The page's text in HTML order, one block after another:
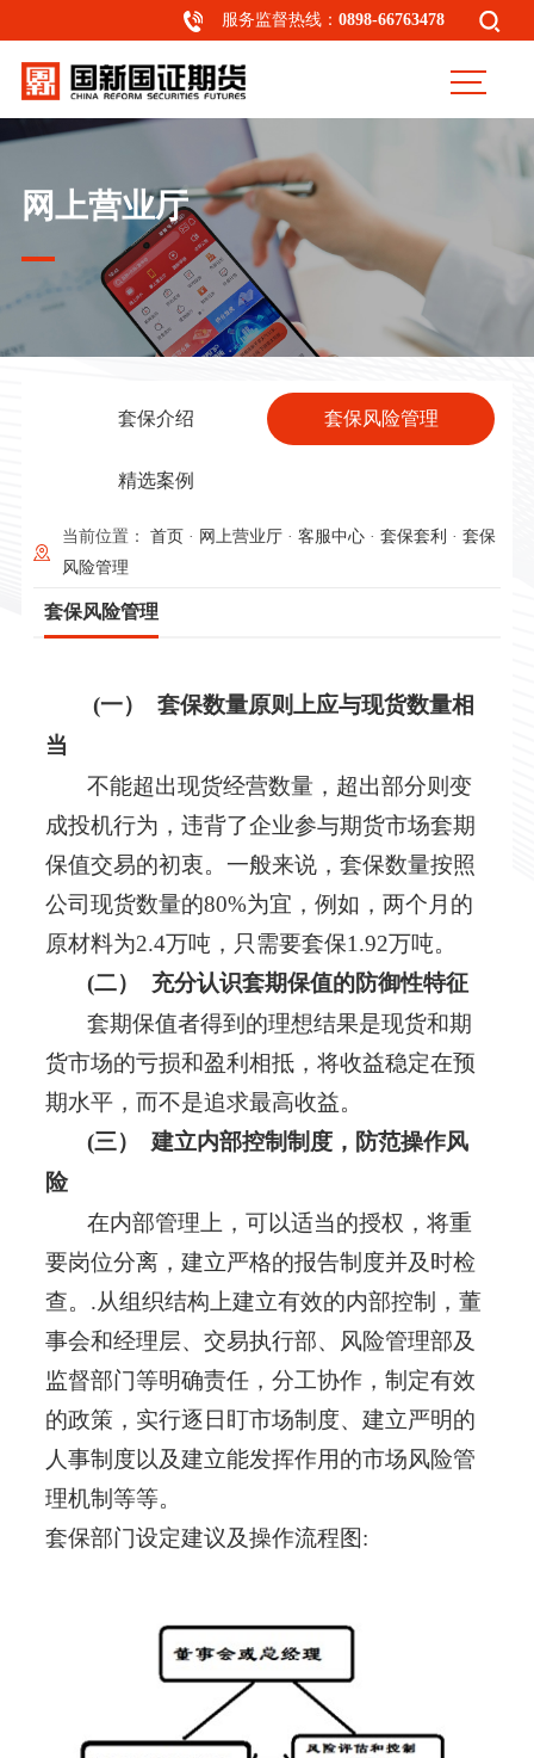
服务监督热线：0898-66763478
网上营业厅
套保介绍 套保风险管理
精选案例
当前位置： 首页· 网上营业厅· 客服中心· 套保套利 · 套保
风险管理
套保风险管理
(一） 套保数量原则上应与现货数量相
当
不能超出现货经营数量，超出部分则变
成投机行为，违背了企业参与期货市场套期
保值交易的初衷。一般来说，套保数量按照
公司现货数量的80%为宜，例如，两个月的
原材料为2.4万吨，只需要套保1.92万吨。
(二） 充分认识套期保值的防御性特征
套期保值者得到的理想结果是现货和期
货市场的亏损和盈利相抵，将收益稳定在预
期水平，而不是追求最高收益。
(三） 建立内部控制制度，防范操作风
险
在内部管理上，可以适当的授权，将重
要岗位分离，建立严格的报告制度并及时检
查。.从组织结构上建立有效的内部控制，董
事会和经理层、交易执行部、风险管理部及
监督部门等明确责任，分工协作，制定有效
的政策，实行逐日盯市场制度、建立严明的
人事制度以及建立能发挥作用的市场风险管
理机制等等。
套保部门设定建议及操作流程图: